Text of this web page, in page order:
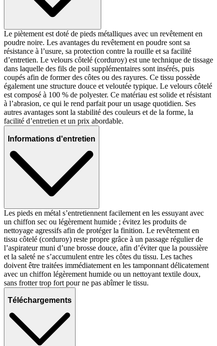
Le piètement est doté de pieds métalliques avec un revêtement en
poudre noire. Les avantages du revêtement en poudre sont sa
résistance à l’usure, sa protection contre la rouille et sa facilité
d’entretien. Le velours côtelé (corduroy) est une technique de tissage
dans laquelle des fils de poil supplémentaires sont insérés, puis
coupés afin de former des côtes ou des rayures. Ce tissu possède
également une structure douce et veloutée typique. Le velours côtelé
est composé à 100 % de polyester. Ce matériau est solide et résistant
à l’abrasion, ce qui le rend parfait pour un usage quotidien. Ses
autres avantages sont la stabilité des couleurs et de la forme, la
facilité d’entretien et un prix abordable.
Informations d'entretien
Les pieds en métal s’entretiennent facilement en les essuyant avec
un chiffon sec ou légèrement humide ; évitez les produits de
nettoyage agressifs afin de protéger la finition. Le revêtement en
tissu côtelé (corduroy) reste propre grâce à un passage régulier de
l’aspirateur muni d’une brosse douce, afin d’éviter que la poussière
et la saleté ne s’accumulent entre les côtes du tissu. Les taches
doivent être traitées immédiatement en les tamponnant délicatement
avec un chiffon légèrement humide ou un nettoyant textile doux,
sans frotter trop fort pour ne pas abîmer le tissu.
Téléchargements